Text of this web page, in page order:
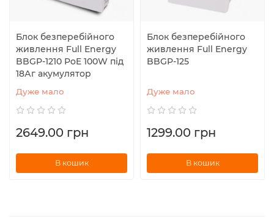
Блок безперебійного
живлення Full Energy
BBGP-1210 PoE 100W під
18Аг акумулятор
Дуже мало
2649.00 грн
В кошик
Блок безперебійного
живлення Full Energy
BBGP-125
Дуже мало
1299.00 грн
В кошик